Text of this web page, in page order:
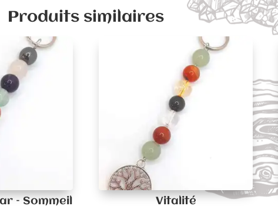
Produits similaires
– Sommeil
Vitalité